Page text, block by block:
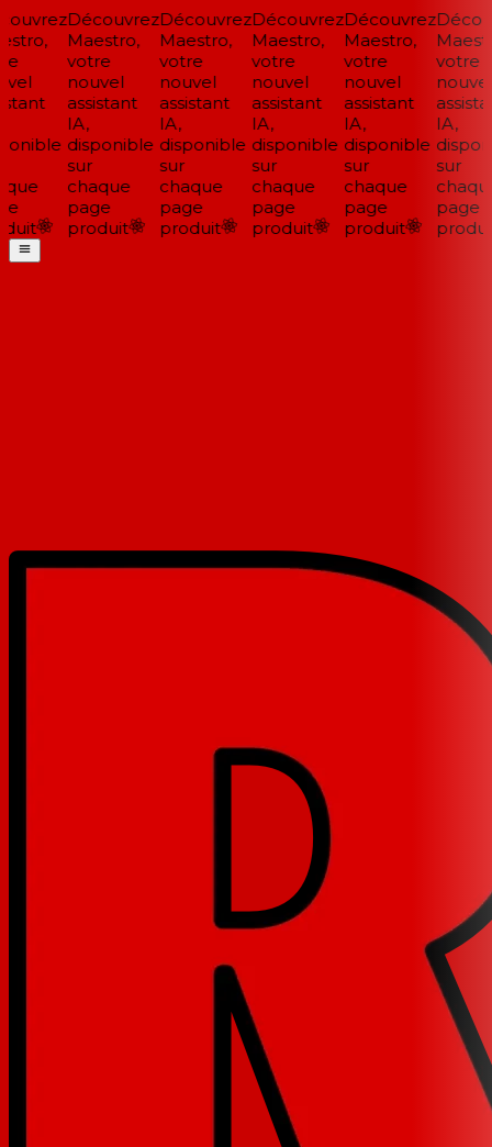
Découvrez
Maestro,
votre
nouvel
assistant
IA,
disponible
sur
chaque
page
produit
Découvrez
Maestro,
votre
nouvel
assistant
IA,
disponible
sur
chaque
page
produit
Découvrez
Maestro,
votre
nouvel
assistant
IA,
disponible
sur
chaque
page
produit
Découvrez
Maestro,
votre
nouvel
assistant
IA,
disponible
sur
chaque
page
produit
votre
nouvel
IA,
sur
chaque
page
produit